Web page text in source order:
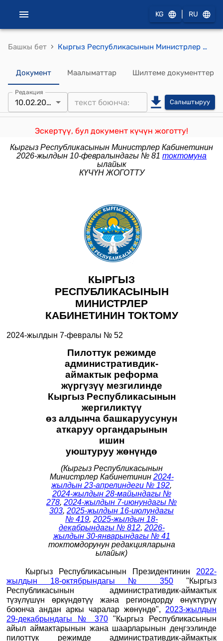
KG RU
Башкы бет › Кыргыз Республикасынын Министрлер Кабинетинин 2024-жылдын 7-февралындагы № 52 "Пилоттук режимде административдик-аймактык реформа жүргүзүү мезгилинде Кыргыз Республикасынын жергиликтүү өз алдынча башкаруусунун аткаруу органдарынын ишин уюштуруу жөнүндө" токтому
Документ Маалыматтар Шилтеме документтер
Редакция
10.02.2026 Салыштыруу
Эскертүү, бул документ күчүн жоготту!